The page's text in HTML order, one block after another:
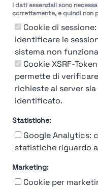
I dati essenziali sono
correttamente, e quindi non
Cookie di
identificare le
sistema non
Cookie XSRF-
permette di
richieste al server
identificato.
Statistiche:
Google Analytics:
statistiche riguardo
Marketing:
Cookie per
Molto
Misuriamo
di selezione
aziendali,